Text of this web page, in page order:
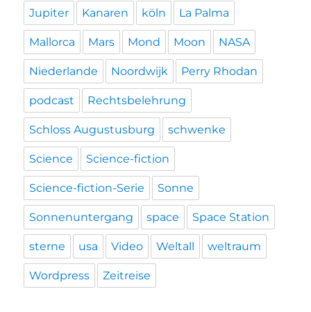
Jupiter Kanaren köln La Palma
Mallorca Mars Mond Moon NASA
Niederlande Noordwijk Perry Rhodan
podcast Rechtsbelehrung
Schloss Augustusburg schwenke
Science Science-fiction
Science-fiction-Serie Sonne
Sonnenuntergang space Space Station
sterne usa Video Weltall weltraum
Wordpress Zeitreise